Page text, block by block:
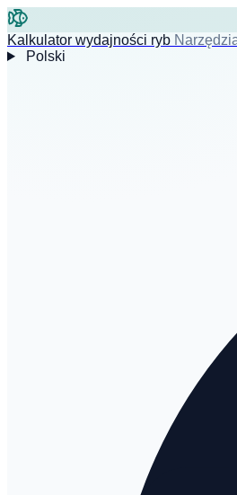
Kalkulator wydajności ryb
Polski